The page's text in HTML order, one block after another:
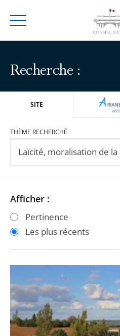
Menu
Recherche :
SITE
THÈME RECHERCHÉ
Passer
les
filtres
Passer
les
filtres
Afficher :
Pertinence
Les plus récents
«
A69
»
: